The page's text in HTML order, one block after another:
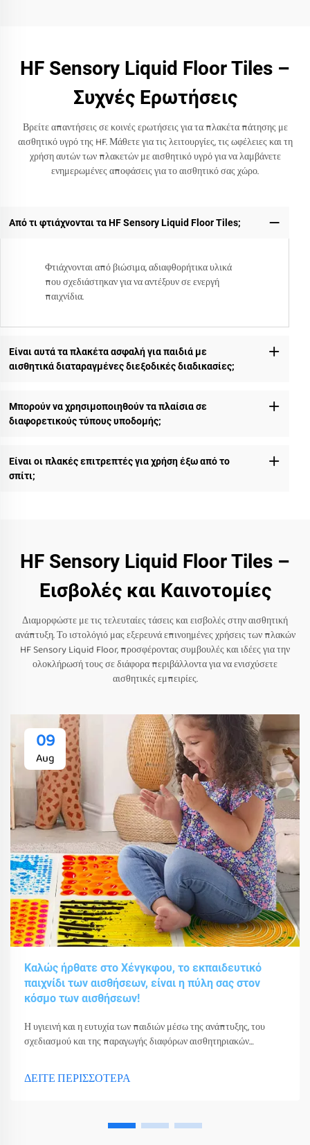
HF Sensory Liquid Floor Tiles –
Συχνές Ερωτήσεις
Βρείτε απαντήσεις σε κοινές ερωτήσεις για τα πλακέτα πάτησης με
αισθητικό υγρό της HF. Μάθετε για τις λειτουργίες, τις ωφέλειες και τη
χρήση αυτών των πλακετών με αισθητικό υγρό για να λαμβάνετε
ενημερωμένες αποφάσεις για το αισθητικό σας χώρο.
Από τι φτιάχνονται τα HF Sensory Liquid Floor Tiles;
Φτιάχνονται από βιώσιμα, αδιαφθορήτικα υλικά
που σχεδιάστηκαν για να αντέξουν σε ενεργή
παιχνίδια.
Είναι αυτά τα πλακέτα ασφαλή για παιδιά με
αισθητικά διαταραγμένες διεξοδικές διαδικασίες;
Μπορούν να χρησιμοποιηθούν τα πλαίσια σε
διαφορετικούς τύπους υποδομής;
Είναι οι πλακές επιτρεπτές για χρήση έξω από το
σπίτι;
HF Sensory Liquid Floor Tiles –
Εισβολές και Καινοτομίες
Διαμορφώστε με τις τελευταίες τάσεις και εισβολές στην αισθητική
ανάπτυξη. Το ιστολόγιό μας εξερευνά επινοημένες χρήσεις των πλακών
HF Sensory Liquid Floor, προσφέροντας συμβουλές και ιδέες για την
ολοκλήρωσή τους σε διάφορα περιβάλλοντα για να ενισχύσετε
αισθητικές εμπειρίες.
09
Aug
Καλώς ήρθατε στο Χένγκφου, το εκπαιδευτικό
παιχνίδι των αισθήσεων, είναι η πύλη σας στον
κόσμο των αισθήσεων!
Η υγιεινή και η ευτυχία των παιδιών μέσω της ανάπτυξης, του
σχεδιασμού και της παραγωγής διαφόρων αισθητηριακών
ΔΕΙΤΕ ΠΕΡΙΣΣΟΤΕΡΑ